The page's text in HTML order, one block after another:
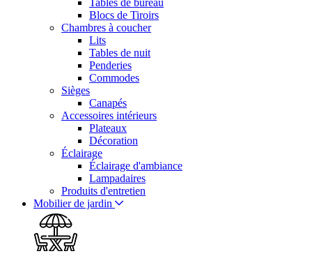
Blocs de Tiroirs
Chambres à coucher
Lits
Tables de nuit
Penderies
Commodes
Sièges
Canapés
Accessoires intérieurs
Plateaux
Décoration
Éclairage
Éclairage d'ambiance
Lampadaires
Produits d'entretien
Mobilier de jardin